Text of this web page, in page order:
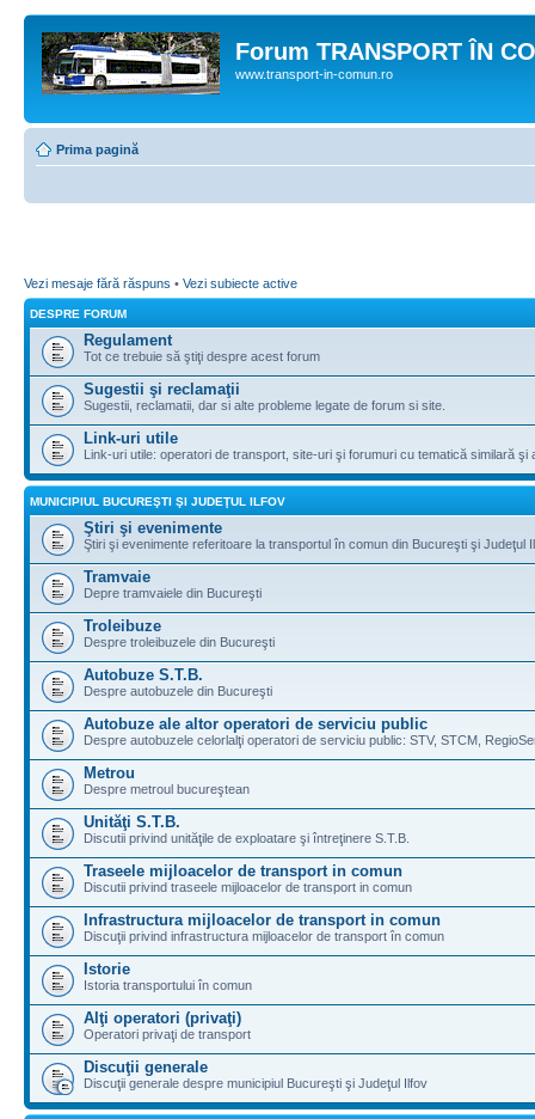
Forum TRANSPORT ÎN
www.transport-in-comun.ro
Prima pagină
Vezi mesaje fără răspuns • Vezi subiecte active
DESPRE FORUM
Regulament
Tot ce trebuie să ştiţi despre acest forum
Sugestii şi reclamaţii
Sugestii, reclamatii, dar si alte probleme legate de forum si site.
Link-uri utile
Link-uri utile: operatori de transport, site-uri şi forumuri cu tematică similară şi
MUNICIPIUL BUCUREŞTI ŞI JUDEŢUL ILFOV
Ştiri şi evenimente
Ştiri şi evenimente referitoare la transportul în comun din Bucureşti şi Judeţul
Tramvaie
Depre tramvaiele din Bucureşti
Troleibuze
Despre troleibuzele din Bucureşti
Autobuze S.T.B.
Despre autobuzele din Bucureşti
Autobuze ale altor operatori de serviciu public
Despre autobuzele celorlalţi operatori de serviciu public: STV, STCM,
Metrou
Despre metroul bucureştean
Unităţi S.T.B.
Discutii privind unităţile de exploatare şi întreţinere S.T.B.
Traseele mijloacelor de transport in comun
Discutii privind traseele mijloacelor de transport in comun
Infrastructura mijloacelor de transport in comun
Discuţii privind infrastructura mijloacelor de transport în comun
Istorie
Istoria transportului în comun
Alţi operatori (privaţi)
Operatori privaţi de transport
Discuţii generale
Discuţii generale despre municipiul Bucureşti şi Judeţul Ilfov